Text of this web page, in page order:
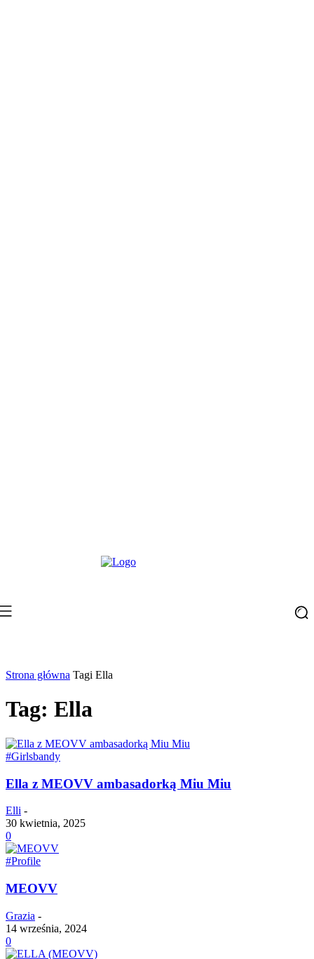
Strona główna Tagi Ella
Tag: Ella
#Girlsbandy
Ella z MEOVV ambasadorką Miu Miu
Elli -
30 kwietnia, 2025
0
#Profile
MEOVV
Grazia -
14 września, 2024
0